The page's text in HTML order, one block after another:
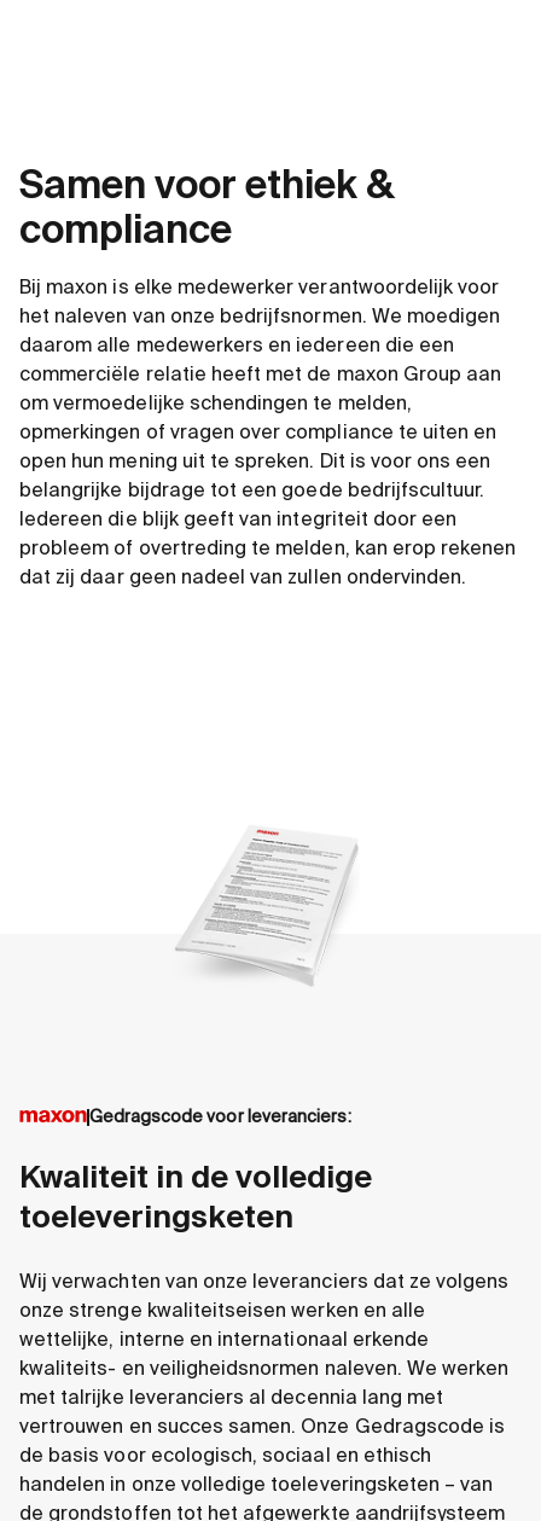
Samen voor ethiek &
compliance
Bij maxon is elke medewerker verantwoordelijk voor
het naleven van onze bedrijfsnormen. We moedigen
daarom alle medewerkers en iedereen die een
commerciële relatie heeft met de maxon Group aan
om vermoedelijke schendingen te melden,
opmerkingen of vragen over compliance te uiten en
open hun mening uit te spreken. Dit is voor ons een
belangrijke bijdrage tot een goede bedrijfscultuur.
Iedereen die blijk geeft van integriteit door een
probleem of overtreding te melden, kan erop rekenen
dat zij daar geen nadeel van zullen ondervinden.
Gedragscode voor leveranciers:
Kwaliteit in de volledige
toeleveringsketen
Wij verwachten van onze leveranciers dat ze volgens
onze strenge kwaliteitseisen werken en alle
wettelijke, interne en internationaal erkende
kwaliteits- en veiligheidsnormen naleven. We werken
met talrijke leveranciers al decennia lang met
vertrouwen en succes samen. Onze Gedragscode is
de basis voor ecologisch, sociaal en ethisch
handelen in onze volledige toeleveringsketen – van
de grondstoffen tot het afgewerkte aandrijfsysteem